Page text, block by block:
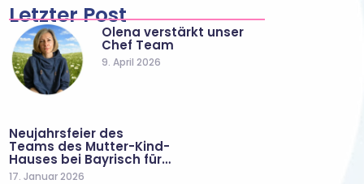
Letzter Post
Olena verstärkt unser
Chef Team
9. April 2026
Neujahrsfeier des
Teams des Mutter-Kind-
Hauses bei Bayrisch für…
17. Januar 2026